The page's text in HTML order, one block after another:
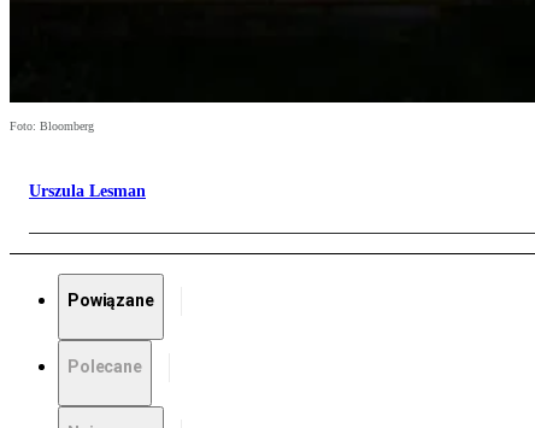
Foto: Bloomberg
Urszula Lesman
Powiązane
Polecane